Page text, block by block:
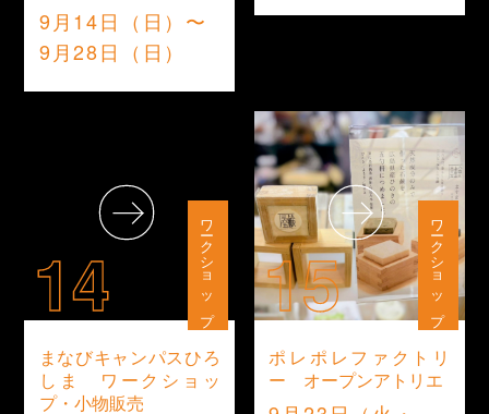
9月14日（日）〜
9月28日（日）
14 ワークショップ
まなびキャンパスひろ
しま ワークショッ
プ・小物販売
15 ワークショップ
ポレポレファクトリ
ー オープンアトリエ